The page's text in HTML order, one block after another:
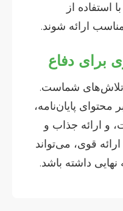
استفاده از
ارائه شوند.
برای دفاع
تلاش‌های شماست.
پایان‌نامه،
و ارائه جذاب و
قوی، می‌تواند
نهایی داشته باشد.